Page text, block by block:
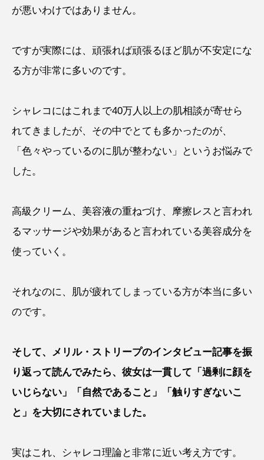
が悪いわけではありません。
ですが実際には、頑張れば頑張るほど肌が不安定にな
る方が非常に多いのです。
シャレコにはこれまで40万人以上の肌相談が寄せら
れてきましたが、その中でとても多かったのが、
「色々やっているのに肌が整わない」というお悩みで
した。
高級クリーム、美容液の重ねづけ、摩擦レスと言われ
るマッサージや効果があると言われている美容成分を
使っていく。
それなのに、肌が疲れてしまっている方が本当に多い
のです。
そして、メリル・ストリープのインタビュー記事を振
り返って読んでみたら、彼女は一貫して「過剰に顔を
いじらない」「自然であること」「触りすぎないこ
と」を大切にされていました。
実はこれ、シャレコ理論と非常に近い考え方です。